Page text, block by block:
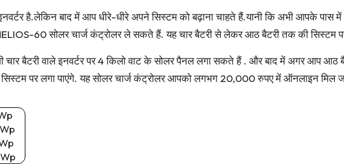
है.लेकिन बाद में आप धीरे-धीरे अपने सिस्टम को बढ़ाना चाहते हैं.यानी कि अभी आपके पास में
60 सोलर चार्ज कंट्रोलर ले सकते हैं. यह चार बैटरी से लेकर आठ बैटरी तक की सिस्टम
बैटरी वाले इनवर्टर पर 4 किलो वाट के सोलर पैनल लगा सकते हैं . और बाद में अगर आप आठ
पर लगा पाएंगे. यह सोलर चार्ज कंट्रोलर आपको लगभग 20,000 रुपए में ऑनलाइन मिल